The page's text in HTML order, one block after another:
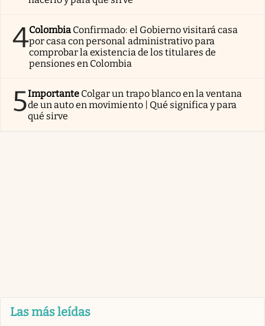
4Colombia Confirmado: el Gobierno visitará casa
por casa con personal administrativo para
comprobar la existencia de los titulares de
pensiones en Colombia
5Importante Colgar un trapo blanco en la ventana
de un auto en movimiento | Qué significa y para
qué sirve
Las más leídas